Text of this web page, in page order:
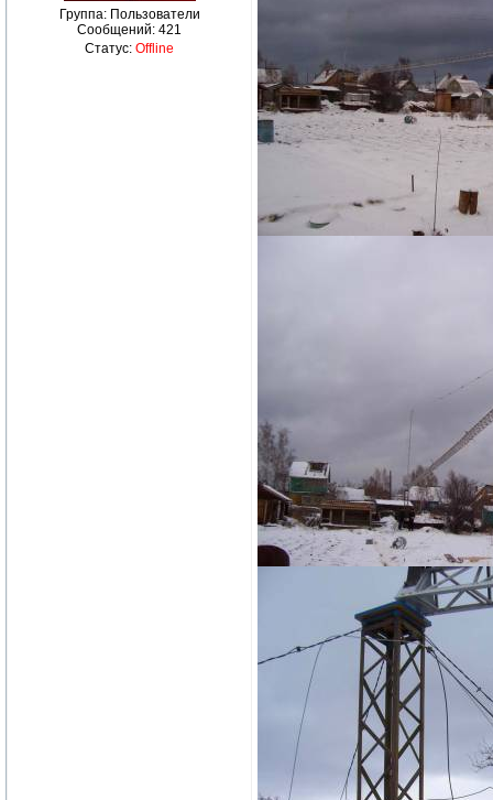
Группа: Пользователи
Сообщений: 421
Статус: Offline